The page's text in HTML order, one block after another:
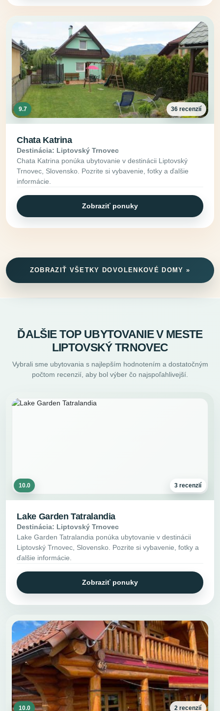
9.7 36 recenzií
Chata Katrina
Destinácia: Liptovský Trnovec
Chata Katrina ponúka ubytovanie v destinácii Liptovský
Trnovec, Slovensko. Pozrite si vybavenie, fotky a ďalšie
informácie.
Zobraziť ponuky
ZOBRAZIŤ VŠETKY DOVOLENKOVÉ DOMY »
ĎALŠIE TOP UBYTOVANIE V MESTE
LIPTOVSKÝ TRNOVEC
Vybrali sme ubytovania s najlepším hodnotením a dostatočným
počtom recenzií, aby bol výber čo najspoľahlivejší.
10.0 3 recenzií
Lake Garden Tatralandia
Destinácia: Liptovský Trnovec
Lake Garden Tatralandia ponúka ubytovanie v destinácii
Liptovský Trnovec, Slovensko. Pozrite si vybavenie, fotky a
ďalšie informácie.
Zobraziť ponuky
10.0 2 recenzií